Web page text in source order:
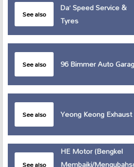
See also
Da’ Speed Service &
Tyres
See also 96 Bimmer Auto
See also Yeong Keong Exhaust
HE Motor (Bengkel